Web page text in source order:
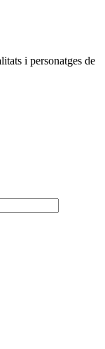
i personatges de